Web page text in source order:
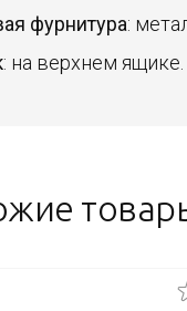
фурнитура:
: на верхнем ящике.